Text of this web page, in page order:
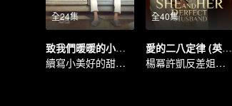
全24集
致我們暖暖的小時光（英語版）
續寫小美好的甜蜜青春
全40集
愛的二八定律 (英語版）
楊冪許凱反差姐弟戀